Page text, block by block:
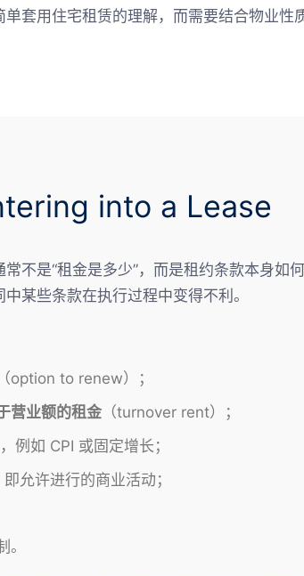
套用住宅租赁的理解，而需要结合物业性
into a Lease
不是“租金是多少”，而是租约条款本身如
某些条款在执行过程中变得不利。
（option to renew）；
营业额的租金（turnover rent）；
例如 CPI 或固定增长；
允许进行的商业活动；